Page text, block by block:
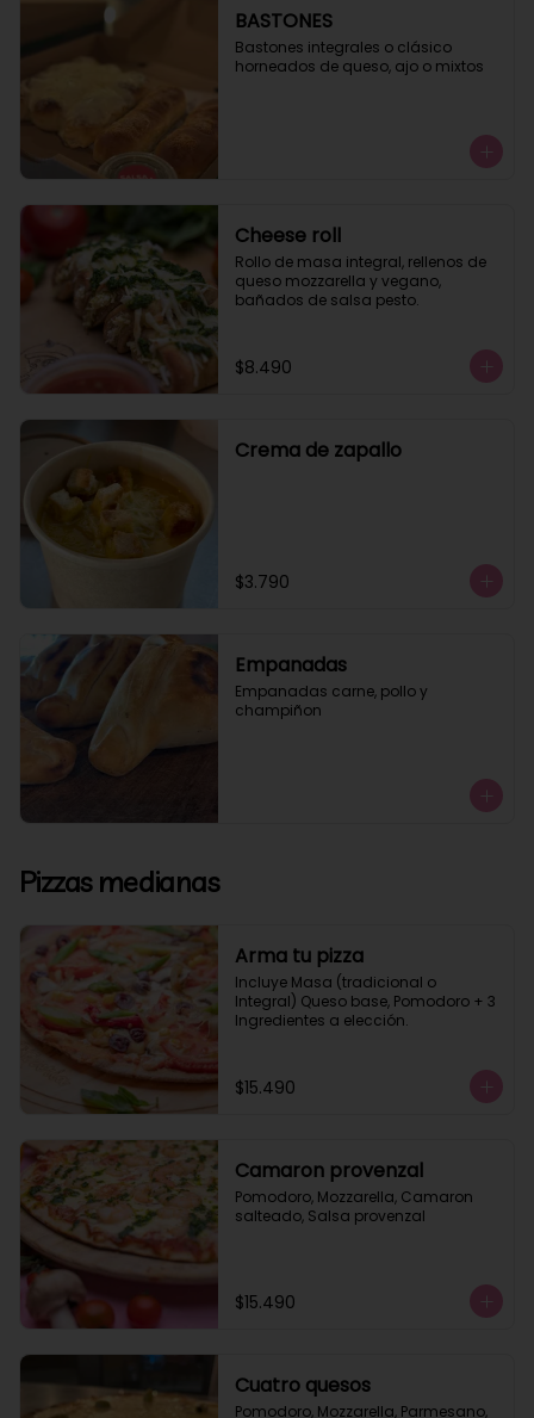
BASTONES
Bastones integrales o clásico
horneados de queso, ajo o mixtos
Cheese roll
Rollo de masa integral, rellenos de
queso mozzarella y vegano,
bañados de salsa pesto.
$8.490
Crema de zapallo
$3.790
Empanadas
Empanadas carne, pollo y
champiñon
Pizzas medianas
Arma tu pizza
Incluye Masa (tradicional o
Integral) Queso base, Pomodoro + 3
Ingredientes a elección.
$15.490
Camaron provenzal
Pomodoro, Mozzarella, Camaron
salteado, Salsa provenzal
$15.490
Cuatro quesos
Pomodoro, Mozzarella, Parmesano,